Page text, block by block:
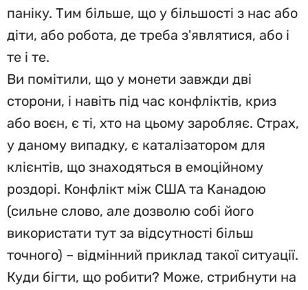
паніку. Тим більше, що у більшості з нас або
діти, або робота, де треба з'являтися, або і
те і те.
Ви помітили, що у монети завжди дві
сторони, і навіть під час конфліктів, криз
або воєн, є ті, хто на цьому заробляє. Страх,
у даному випадку, є каталізатором для
клієнтів, що знаходяться в емоційному
роздорі. Конфлікт між США та Канадою
(сильне слово, але дозволю собі його
використати тут за відсутності більш
точного) – відмінний приклад такої ситуації.
Куди бігти, що робити? Може, стрибнути на